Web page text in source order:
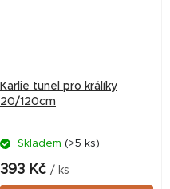
Karlie tunel pro králíky
20/120cm
Skladem (>5 ks)
393 Kč / ks